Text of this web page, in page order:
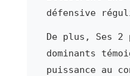
défensive
De plus, Ses 2
dominants
puissance au